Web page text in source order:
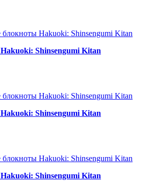
Hakuoki: Shinsengumi Kitan
Hakuoki: Shinsengumi Kitan
Hakuoki: Shinsengumi Kitan